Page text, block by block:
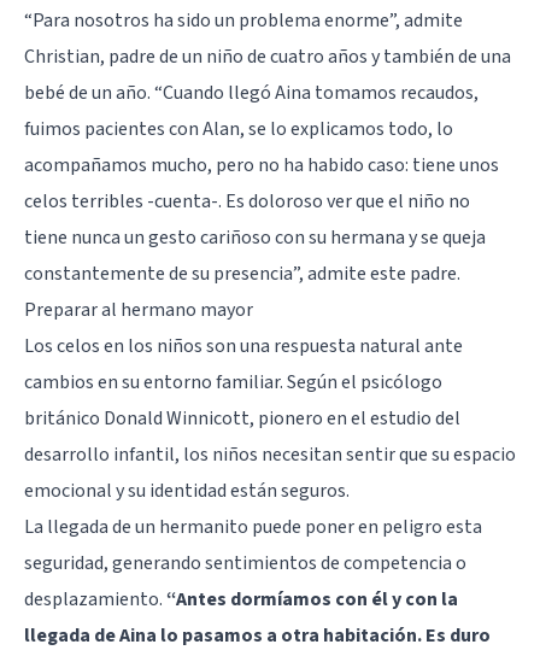
“Para nosotros ha sido un problema enorme”, admite
Christian, padre de un niño de cuatro años y también de una
bebé de un año. “Cuando llegó Aina tomamos recaudos,
fuimos pacientes con Alan, se lo explicamos todo, lo
acompañamos mucho, pero no ha habido caso: tiene unos
celos terribles -cuenta-. Es doloroso ver que el niño no
tiene nunca un gesto cariñoso con su hermana y se queja
constantemente de su presencia”, admite este padre.
Preparar al hermano mayor
Los celos en los niños son una respuesta natural ante
cambios en su entorno familiar. Según el psicólogo
británico Donald Winnicott, pionero en el estudio del
desarrollo infantil, los niños necesitan sentir que su espacio
emocional y su identidad están seguros.
La llegada de un hermanito puede poner en peligro esta
seguridad, generando sentimientos de competencia o
desplazamiento. “Antes dormíamos con él y con la
llegada de Aina lo pasamos a otra habitación. Es duro